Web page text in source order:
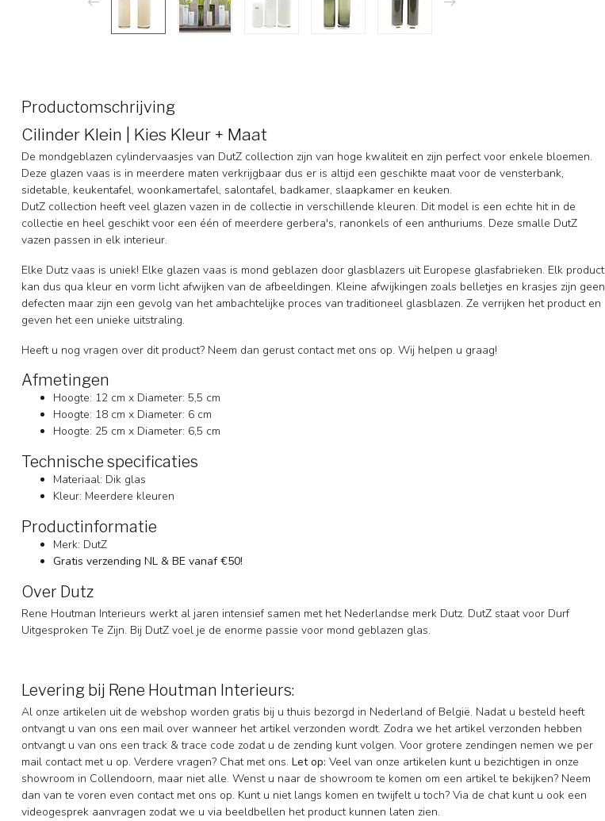
Productomschrijving
Cilinder Klein | Kies Kleur + Maat
De mondgeblazen cylindervaasjes van DutZ collection zijn van hoge kwaliteit en zijn perfect voor enkele bloemen.
Deze glazen vaas is in meerdere maten verkrijgbaar dus er is altijd een geschikte maat voor de vensterbank,
sidetable, keukentafel, woonkamertafel, salontafel, badkamer, slaapkamer en keuken.
DutZ collection heeft veel glazen vazen in de collectie in verschillende kleuren. Dit model is een echte hit in de
collectie en heel geschikt voor een één of meerdere gerbera's, ranonkels of een anthuriums. Deze smalle DutZ
vazen passen in elk interieur.
Elke Dutz vaas is uniek! Elke glazen vaas is mond geblazen door glasblazers uit Europese glasfabrieken. Elk product
kan dus qua kleur en vorm licht afwijken van de afbeeldingen. Kleine afwijkingen zoals belletjes en krasjes zijn geen
defecten maar zijn een gevolg van het ambachtelijke proces van traditioneel glasblazen. Ze verrijken het product en
geven het een unieke uitstraling.
Heeft u nog vragen over dit product? Neem dan gerust contact met ons op. Wij helpen u graag!
Afmetingen
Hoogte: 12 cm x Diameter: 5,5 cm
Hoogte: 18 cm x Diameter: 6 cm
Hoogte: 25 cm x Diameter: 6,5 cm
Technische specificaties
Materiaal: Dik glas
Kleur: Meerdere kleuren
Productinformatie
Merk: DutZ
Gratis verzending NL & BE vanaf €50!
Over Dutz
Rene Houtman Interieurs werkt al jaren intensief samen met het Nederlandse merk Dutz. DutZ staat voor Durf
Uitgesproken Te Zijn. Bij DutZ voel je de enorme passie voor mond geblazen glas.
Levering bij Rene Houtman Interieurs:
Al onze artikelen uit de webshop worden gratis bij u thuis bezorgd in Nederland of België. Nadat u besteld heeft
ontvangt u van ons een mail over wanneer het artikel verzonden wordt. Zodra we het artikel verzonden hebben
ontvangt u van ons een track & trace code zodat u de zending kunt volgen. Voor grotere zendingen nemen we per
mail contact met u op. Verdere vragen? Chat met ons. Let op: Veel van onze artikelen kunt u bezichtigen in onze
showroom in Collendoorn, maar niet alle. Wenst u naar de showroom te komen om een artikel te bekijken? Neem
dan van te voren even contact met ons op. Kunt u niet langs komen en twijfelt u toch? Via de chat kunt u ook een
videogesprek aanvragen zodat we u via beeldbellen het product kunnen laten zien.